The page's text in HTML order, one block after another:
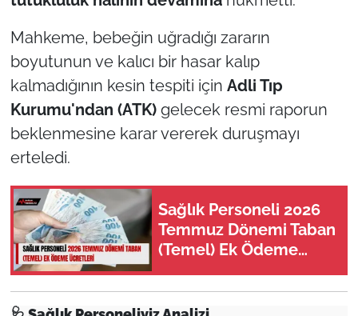
Mahkeme, bebeğin uğradığı zararın
boyutunun ve kalıcı bir hasar kalıp
kalmadığının kesin tespiti için Adli Tıp
Kurumu'ndan (ATK)gelecek resmi raporun
beklenmesine karar vererek duruşmayı
erteledi.
Sağlık Personeli 2026
Temmuz Dönemi Taban
(Temel) Ek Ödeme